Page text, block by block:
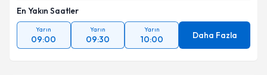
En Yakın Saatler
Yarın
09:00
Yarın
09:30
Yarın
10:00 Daha Fazla